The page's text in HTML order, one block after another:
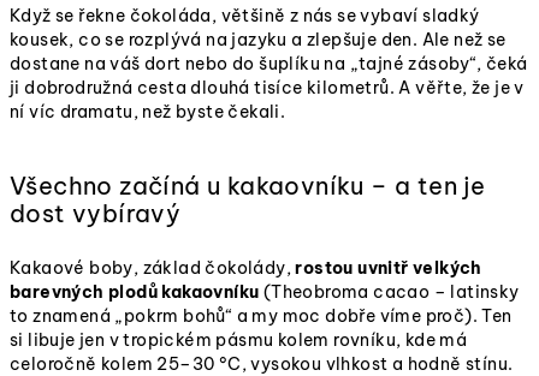
Když se řekne čokoláda, většině z nás se vybaví sladký
kousek, co se rozplývá na jazyku a zlepšuje den. Ale než se
dostane na váš dort nebo do šuplíku na „tajné zásoby“, čeká
ji dobrodružná cesta dlouhá tisíce kilometrů. A věřte, že je v
ní víc dramatu, než byste čekali.
Všechno začíná u kakaovníku – a ten je
dost vybíravý
Kakaové boby, základ čokolády,rostou uvnitř velkých
barevných plodů kakaovníku (Theobroma cacao – latinsky
to znamená „pokrm bohů“ a my moc dobře víme proč). Ten
si libuje jen v tropickém pásmu kolem rovníku, kde má
celoročně kolem 25–30 °C, vysokou vlhkost a hodně stínu.